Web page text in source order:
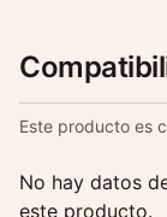
Este producto es
No hay datos
este producto.